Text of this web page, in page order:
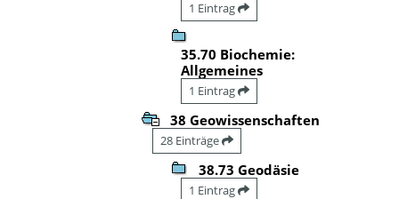
1 Eintrag
35.70 Biochemie:
Allgemeines
1 Eintrag
38 Geowissenschaften
28 Einträge
38.73 Geodäsie
1 Eintrag